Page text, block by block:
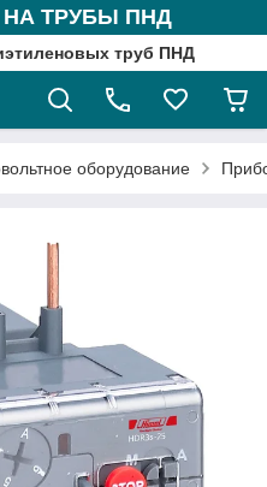
ТРУБЫ ПНД
труб ПНД
оборудование